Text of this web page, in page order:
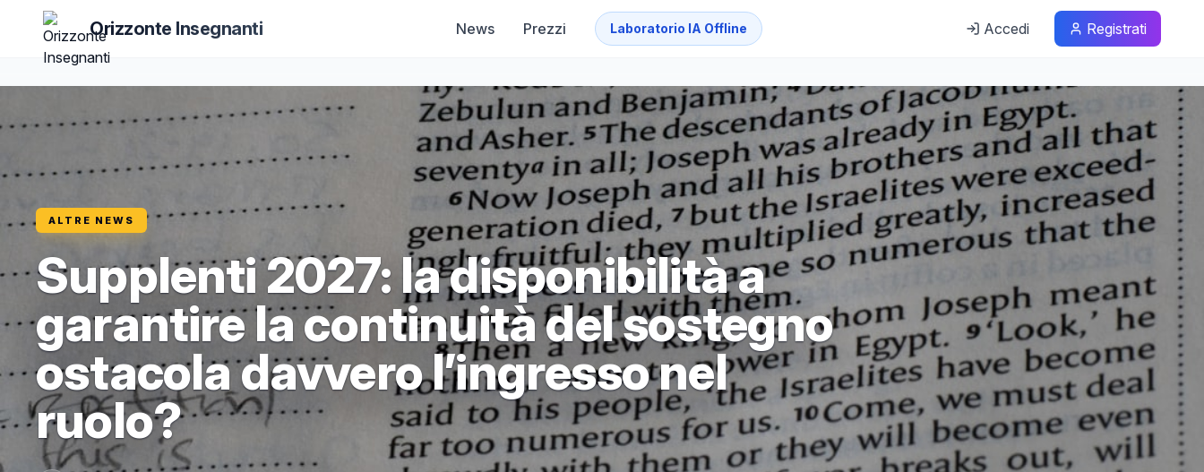
Orizzonte Insegnanti News Prezzi Laboratorio IA Offline Accedi Registrati
ALTRE NEWS
Supplenti 2027: la disponibilità a
garantire la continuità del sostegno
ostacola davvero l’ingresso nel
ruolo?